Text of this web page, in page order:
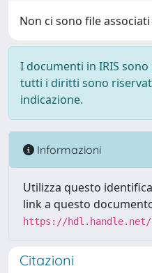
Non ci sono file
I documenti in IRIS
tutti i diritti sono
indicazione.
Informazioni
Utilizza questo
link a questo
https://hdl.handle.net/
Citazioni